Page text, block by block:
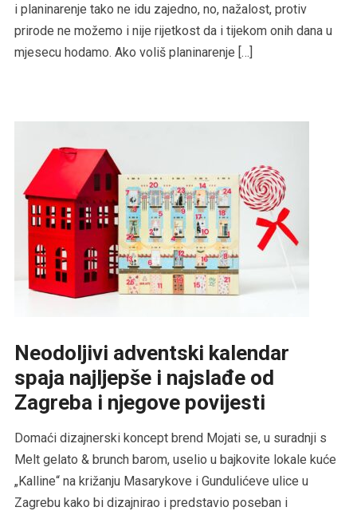
i planinarenje tako ne idu zajedno, no, nažalost, protiv
prirode ne možemo i nije rijetkost da i tijekom onih dana u
mjesecu hodamo. Ako voliš planinarenje […]
Neodoljivi adventski kalendar
spaja najljepše i najslađe od
Zagreba i njegove povijesti
Domaći dizajnerski koncept brend Mojati se, u suradnji s
Melt gelato & brunch barom, uselio u bajkovite lokale kuće
„Kalline“ na križanju Masarykove i Gundulićeve ulice u
Zagrebu kako bi dizajnirao i predstavio poseban i